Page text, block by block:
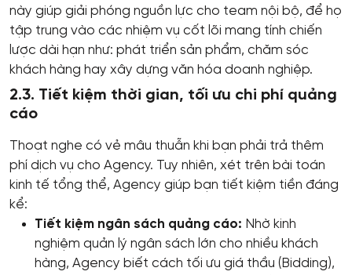
này giúp giải phóng nguồn lực cho team nội bộ, để họ
tập trung vào các nhiệm vụ cốt lõi mang tính chiến
lược dài hạn như: phát triển sản phẩm, chăm sóc
khách hàng hay xây dựng văn hóa doanh nghiệp.
2.3. Tiết kiệm thời gian, tối ưu chi phí quảng
cáo
Thoạt nghe có vẻ mâu thuẫn khi bạn phải trả thêm
phí dịch vụ cho Agency. Tuy nhiên, xét trên bài toán
kinh tế tổng thể, Agency giúp bạn tiết kiệm tiền đáng
kể:
Tiết kiệm ngân sách quảng cáo: Nhờ kinh
nghiệm quản lý ngân sách lớn cho nhiều khách
hàng, Agency biết cách tối ưu giá thầu (Bidding),